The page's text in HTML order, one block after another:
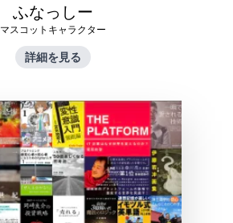
ふなっしー
マスコットキャラクター
詳細を見る